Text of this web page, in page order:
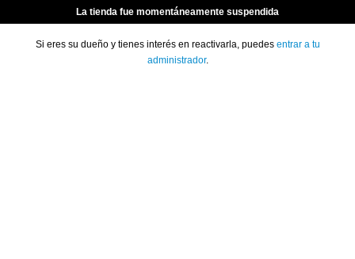
La tienda fue momentáneamente suspendida
Si eres su dueño y tienes interés en reactivarla, puedes entrar a tu
administrador.